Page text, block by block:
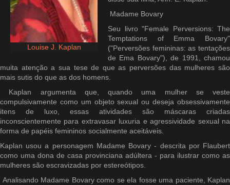
Louise J. Kaplan
Madame Bovary
Seu livro "Female Perversions: The
Temptations of Emma Bovary"
("Perversões femininas: as tentações
de Ema Bovary"), de 1991, chamou
muita atenção a sua tese de que as perversões das mulheres são
mais sutis do que as dos homens.
Kaplan argumenta que, quando uma mulher se veste
compulsivamente como um objeto sexual ou deseja obsessivamente
itens de luxo, essas atividades são máscaras criadas
inconscientemente para extravasar luxuria e agressividade sexual na
forma de papéis femininos socialmente aceitáveis.
Kaplan usou a personagem Madame Bovary - descrita por Flaubert
como uma dona de casa provinciana adúltera - para ilustrar como as
mulheres são escravizadas por estereótipos.
Analisando Madame Bovary como se ela fosse uma paciente, Kaplan